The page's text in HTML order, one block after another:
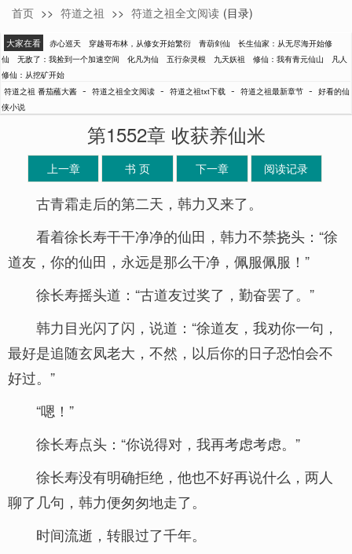
番茄蘸大酱
首页 >> 符道之祖 >> 符道之祖全文阅读 (目录)
大家在看 赤心巡天 穿越哥布林，从修女开始繁衍 青葫剑仙
长生仙家：从无尽海开始修
仙
无敌了：我捡到一个加速空间 化凡为仙 五行杂灵根 九天妖祖 修仙：我有青元仙山
凡人
修仙：从挖矿开始
符道之祖 番茄蘸大酱 - 符道之祖全文阅读 - 符道之祖txt下载 - 符道之祖最新章节 - 好看的仙
侠小说
第1552章 收获养仙米
上一章 书 页 下一章 阅读记录
古青霜走后的第二天，韩力又来了。
看着徐长寿干干净净的仙田，韩力不禁挠头：“徐
道友，你的仙田，永远是那么干净，佩服佩服！”
徐长寿摇头道：“古道友过奖了，勤奋罢了。”
韩力目光闪了闪，说道：“徐道友，我劝你一句，
最好是追随玄凤老大，不然，以后你的日子恐怕会不
好过。”
“嗯！”
徐长寿点头：“你说得对，我再考虑考虑。”
徐长寿没有明确拒绝，他也不好再说什么，两人
聊了几句，韩力便匆匆地走了。
时间流逝，转眼过了千年。